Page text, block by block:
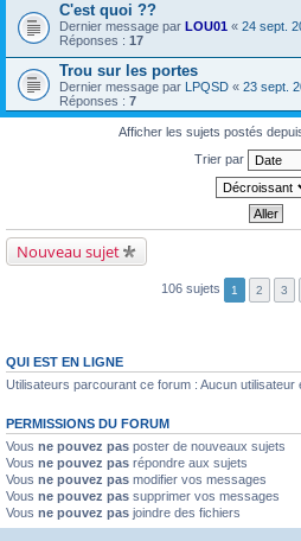
C'est quoi ??
Dernier message par LOU01 « 24 sept.
Réponses : 17
Trou sur les portes
Dernier message par LPQSD « 23 sept.
Réponses : 7
Afficher les sujets postés
Trier par
Nouveau sujet
106 sujets 1 2 3
QUI EST EN LIGNE
Utilisateurs parcourant ce forum : Aucun utilisateur
PERMISSIONS DU FORUM
Vous ne pouvez pas poster de nouveaux sujets
Vous ne pouvez pas répondre aux sujets
Vous ne pouvez pas modifier vos messages
Vous ne pouvez pas supprimer vos messages
Vous ne pouvez pas joindre des fichiers